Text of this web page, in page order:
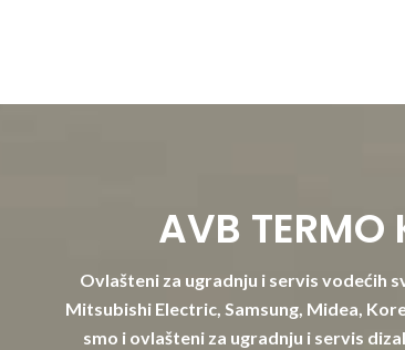
AVB
Ovlašteni za ugradnju i servis vodećih
Mitsubishi Electric, Samsung, Midea,
smo i ovlašteni za ugradnju i servis